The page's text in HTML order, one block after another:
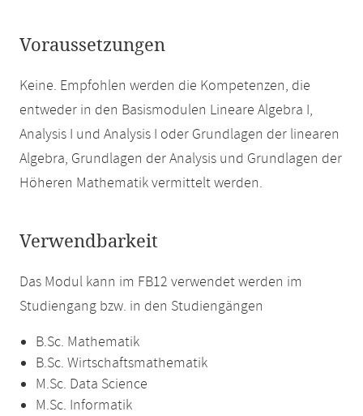
Voraussetzungen
Keine. Empfohlen werden die Kompetenzen, die
entweder in den Basismodulen Lineare Algebra I,
Analysis I und Analysis I oder Grundlagen der linearen
Algebra, Grundlagen der Analysis und Grundlagen der
Höheren Mathematik vermittelt werden.
Verwendbarkeit
Das Modul kann im FB12 verwendet werden im
Studiengang bzw. in den Studiengängen
B.Sc. Mathematik
B.Sc. Wirtschaftsmathematik
M.Sc. Data Science
M.Sc. Informatik